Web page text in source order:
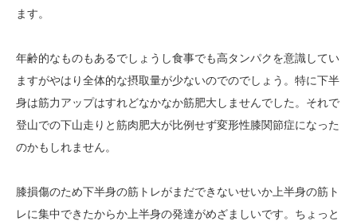
ます。
年齢的なものもあるでしょうし食事でも高タンパクを意識してい
ますがやはり全体的な摂取量が少ないのでのでしょう。特に下半
身は筋力アップはすれどなかなか筋肥大しませんでした。それで
登山での下山走りと筋肉肥大が比例せず変形性膝関節症になった
のかもしれません。
膝損傷のため下半身の筋トレがまだできないせいか上半身の筋ト
レに集中できたからか上半身の発達がめざましいです。ちょっと